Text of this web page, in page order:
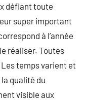
défiant toute
super important
à l’année
réaliser. Toutes
temps varient et
qualité du
visible aux